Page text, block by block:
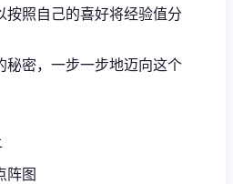
按照自己的喜好将经验值分
秘密，一步一步地迈向这个
阵图